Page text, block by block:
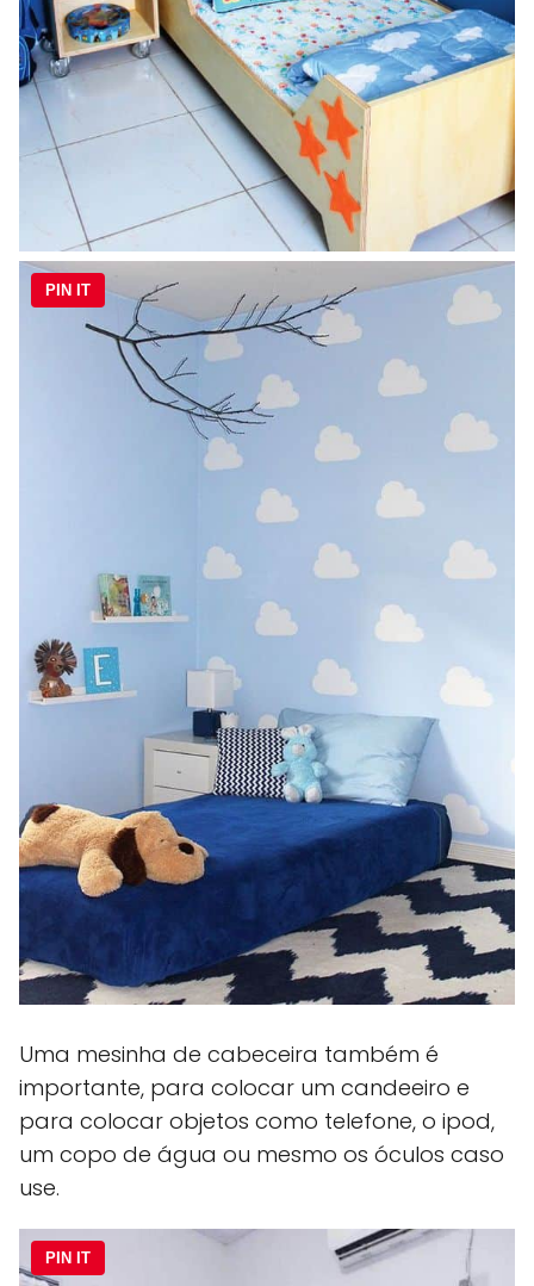
PIN IT
Uma mesinha de cabeceira também é
importante, para colocar um candeeiro e
para colocar objetos como telefone, o ipod,
um copo de água ou mesmo os óculos caso
use.
PIN IT